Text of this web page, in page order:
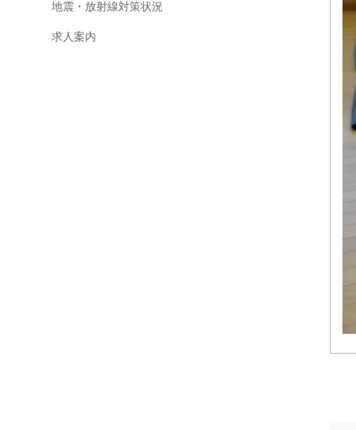
地震・放射線対策状況
求人案内